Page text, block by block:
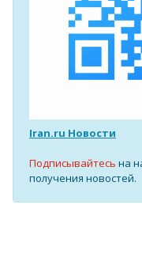
Iran.ru Новости
Подписывайтесь на
получения новостей.